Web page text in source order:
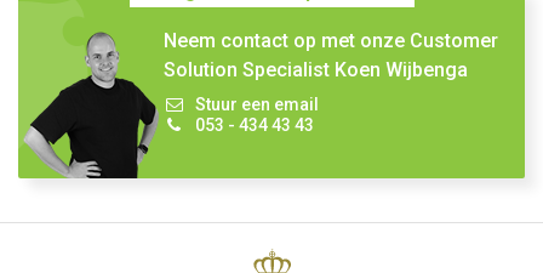
Neem contact op met onze Customer
Solution Specialist Koen Wijbenga
Stuur een email
053 - 434 43 43